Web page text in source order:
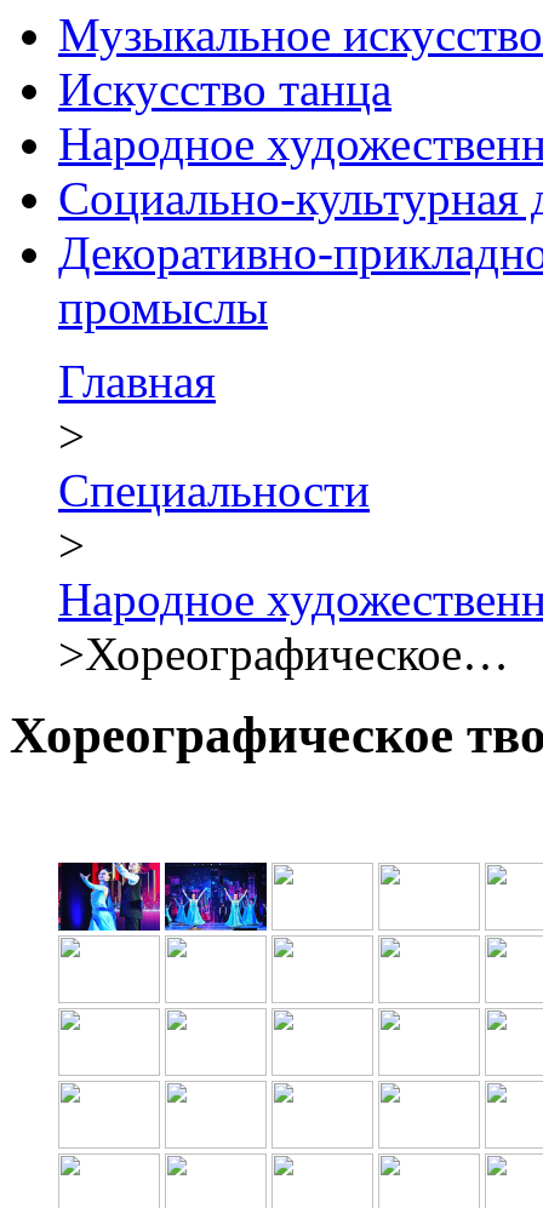
Музыкальное
Искусство танца
Народное
Социально-культурная
Декоративно-
промыслы
Главная
>
Специальности
>
Народное
>Хореографическое…
Хореографическое